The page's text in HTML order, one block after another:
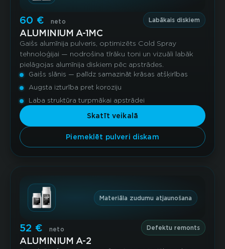
60 € neto Labākais diskiem
ALUMINIUM A-1MC
Gaišs alumīnija pulveris, optimizēts Cold Spray
tehnoloģijai — nodrošina tīrāku toni un vizuāli labāk
pielāgojas alumīnija diskiem pēc apstrādes.
Gaišs slānis — palīdz samazināt krāsas atšķirības
Augsta izturība pret koroziju
Laba struktūra turpmākai apstrādei
Skatīt veikalā
Piemeklēt pulveri diskam
Materiāla zudumu atjaunošana
52 € neto Defektu remonts
ALUMINIUM A-2